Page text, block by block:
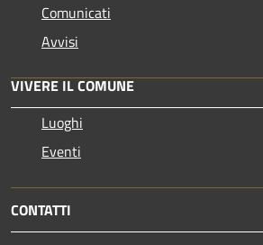
Comunicati
Avvisi
VIVERE IL COMUNE
Luoghi
Eventi
CONTATTI